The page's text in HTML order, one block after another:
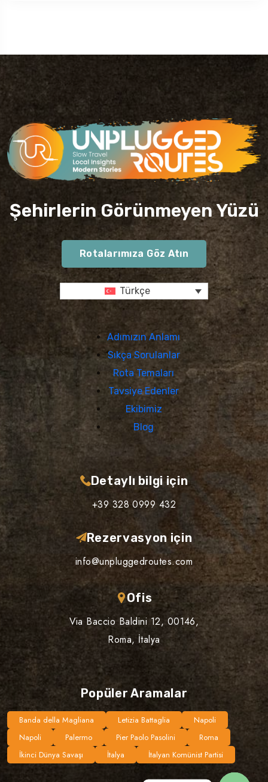
Şehirlerin Görünmeyen Yüzü
Rotalarımıza Göz Atın
Türkçe
Adımızın Anlamı
Sıkça Sorulanlar
Rota Temaları
Tavsiye Edenler
Ekibimiz
Blog
Detaylı bilgi için
+39 328 0999 432
Rezervasyon için
info@unpluggedroutes.com
Ofis
Via Baccio Baldini 12, 00146,
Roma, İtalya
Popüler Aramalar
Banda della Magliana Letizia Battaglia
Napoli
Napoli
Palermo Pier Paolo Pasolini
Roma
İkinci Dünya Savaşı
İtalya İtalyan Komünist Partisi